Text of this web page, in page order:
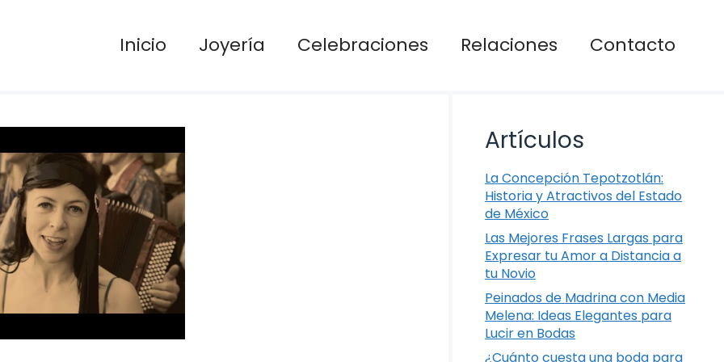
Inicio Joyería Celebraciones Relaciones Contacto
Artículos
La Concepción Tepotzotlán:
Historia y Atractivos del Estado
de México
Las Mejores Frases Largas para
Expresar tu Amor a Distancia a
tu Novio
Peinados de Madrina con Media
Melena: Ideas Elegantes para
Lucir en Bodas
¿Cuánto cuesta una boda para